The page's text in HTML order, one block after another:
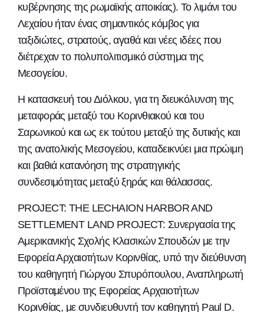
κυβέρνησης της ρωμαϊκής αποικίας). Το λιμάνι του
Λεχαίου ήταν ένας σημαντικός κόμβος για
ταξιδιώτες, στρατούς, αγαθά και νέες ιδέες που
διέτρεχαν το πολυπολιτισμικό σύστημα της
Μεσογείου.
Η κατασκευή του Διόλκου, για τη διευκόλυνση της
μεταφοράς μεταξύ του Κορινθιακού και του
Σαρωνικού και ως εκ τούτου μεταξύ της δυτικής και
της ανατολικής Μεσογείου, καταδεικνύει μια πρώιμη
και βαθιά κατανόηση της στρατηγικής
συνδεσιμότητας μεταξύ ξηράς και θάλασσας.
PROJECT: THE LECHAION HARBOR AND
SETTLEMENT LAND PROJECT: Συνεργασία της
Αμερικανικής Σχολής Κλασικών Σπουδών με την
Εφορεία Αρχαιοτήτων Κορινθίας, υπό την διεύθυνση
του καθηγητή Γιώργου Σπυρόπουλου, Αναπληρωτή
Προϊσταμένου της Εφορείας Αρχαιοτήτων
Κορινθίας, με συνδιευθυντή τον καθηγητή Paul D.